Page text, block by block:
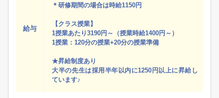
給与
＊研修期間の場合は時給1150円
【クラス授業】
1授業あたり3190円～（授業時給1400円～）
1授業：120分の授業+20分の授業準備
★昇給制度あり
大半の先生は採用半年以内に1250円以上に昇給し
ています♪